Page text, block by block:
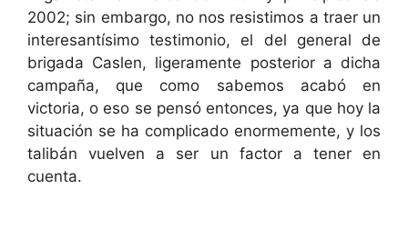
2002; sin embargo, no nos resistimos a traer un
interesantísimo testimonio, el del general de
brigada Caslen, ligeramente posterior a dicha
campaña, que como sabemos acabó en
victoria, o eso se pensó entonces, ya que hoy la
situación se ha complicado enormemente, y los
talibán vuelven a ser un factor a tener en
cuenta.